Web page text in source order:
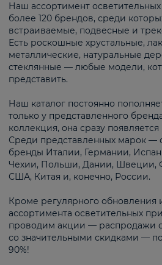
Наш ассортимент
более 120 брендов, среди
встраиваемые, подвесные и
Есть роскошные хрустальные,
металлические, натуральные
стеклянные — любые модели,
представить.
Наш каталог постоянно
только у представленного
коллекция, она сразу
Среди представленных марок —
бренды Италии, Германии,
Чехии, Польши, Дании, Швеции,
США, Китая и, конечно, России.
Кроме регулярного обновления
ассортимента осветительных
проводим акции — распродажи
со значительными скидками —
90%!